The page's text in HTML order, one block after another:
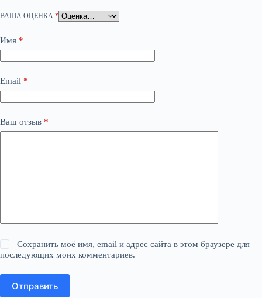
ВАША ОЦЕНКА *
Имя *
Email *
Ваш отзыв *
Сохранить моё имя, email и адрес сайта в этом браузере для
последующих моих комментариев.
Отправить